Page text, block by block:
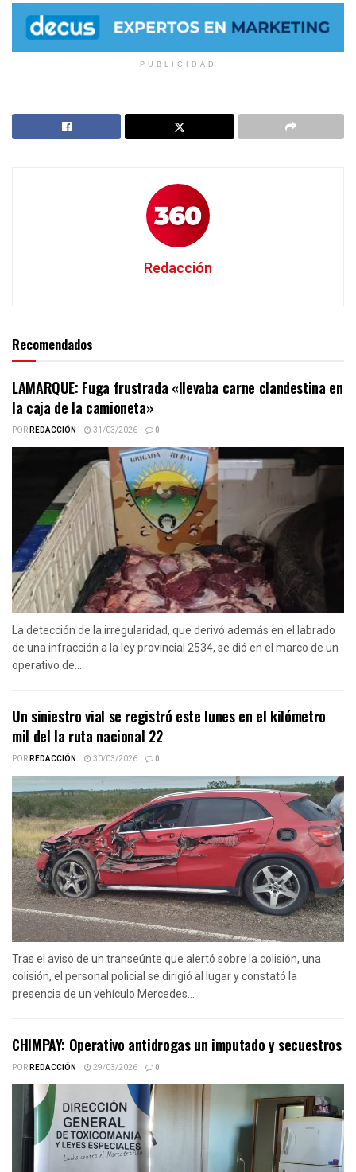
PUBLICIDAD
Redacción
Recomendados
LAMARQUE: Fuga frustrada «llevaba carne clandestina en
la caja de la camioneta»
PORREDACCIÓN 31/03/2026 0
La detección de la irregularidad, que derivó además en el labrado
de una infracción a la ley provincial 2534, se dió en el marco de un
operativo de...
Un siniestro vial se registró este lunes en el kilómetro
mil del la ruta nacional 22
PORREDACCIÓN 30/03/2026 0
Tras el aviso de un transeúnte que alertó sobre la colisión, una
colisión, el personal policial se dirigió al lugar y constató la
presencia de un vehículo Mercedes...
CHIMPAY: Operativo antidrogas un imputado y secuestros
PORREDACCIÓN 29/03/2026 0